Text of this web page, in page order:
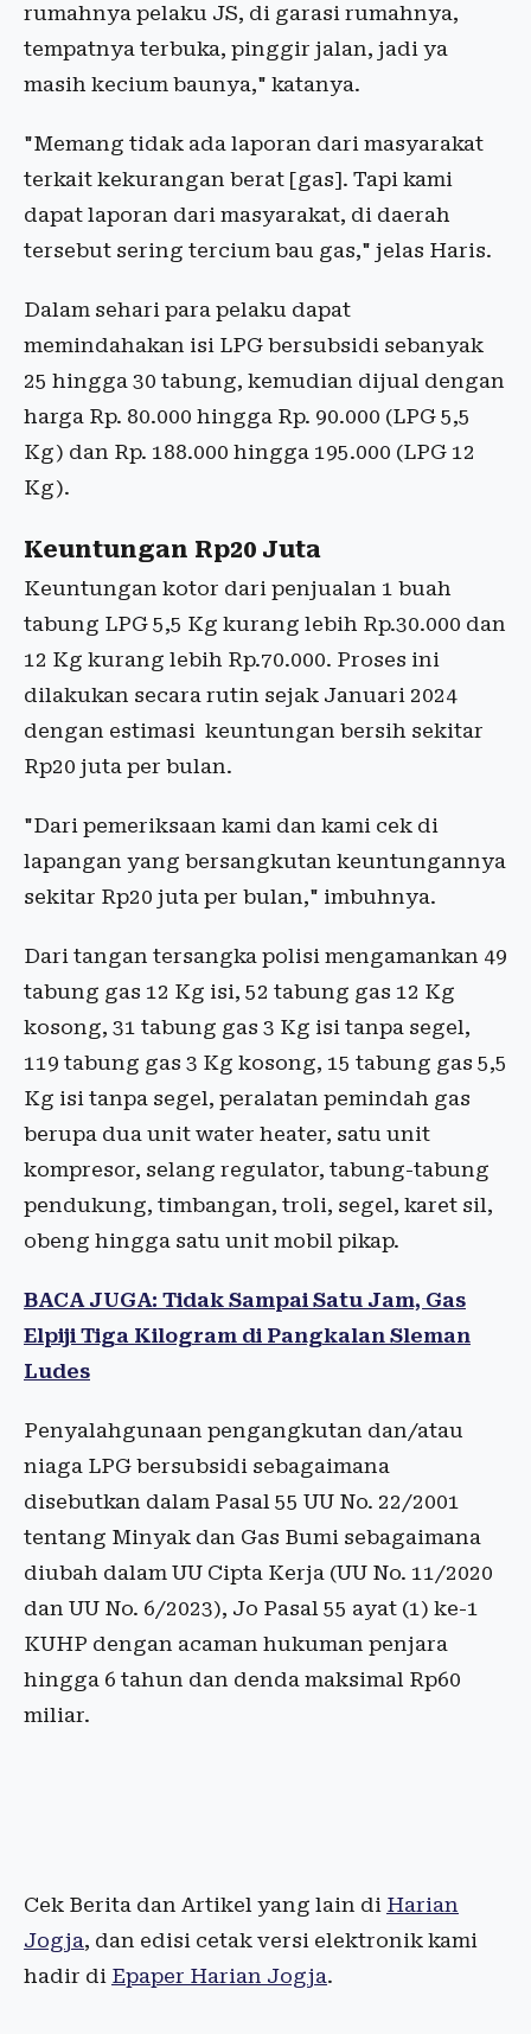
rumahnya pelaku JS, di garasi rumahnya,
tempatnya terbuka, pinggir jalan, jadi ya
masih kecium baunya," katanya.
"Memang tidak ada laporan dari masyarakat
terkait kekurangan berat [gas]. Tapi kami
dapat laporan dari masyarakat, di daerah
tersebut sering tercium bau gas," jelas Haris.
Dalam sehari para pelaku dapat
memindahakan isi LPG bersubsidi sebanyak
25 hingga 30 tabung, kemudian dijual dengan
harga Rp. 80.000 hingga Rp. 90.000 (LPG 5,5
Kg) dan Rp. 188.000 hingga 195.000 (LPG 12
Kg).
Keuntungan Rp20 Juta
Keuntungan kotor dari penjualan 1 buah
tabung LPG 5,5 Kg kurang lebih Rp.30.000 dan
12 Kg kurang lebih Rp.70.000. Proses ini
dilakukan secara rutin sejak Januari 2024
dengan estimasi keuntungan bersih sekitar
Rp20 juta per bulan.
"Dari pemeriksaan kami dan kami cek di
lapangan yang bersangkutan keuntungannya
sekitar Rp20 juta per bulan," imbuhnya.
Dari tangan tersangka polisi mengamankan 49
tabung gas 12 Kg isi, 52 tabung gas 12 Kg
kosong, 31 tabung gas 3 Kg isi tanpa segel,
119 tabung gas 3 Kg kosong, 15 tabung gas 5,5
Kg isi tanpa segel, peralatan pemindah gas
berupa dua unit water heater, satu unit
kompresor, selang regulator, tabung-tabung
pendukung, timbangan, troli, segel, karet sil,
obeng hingga satu unit mobil pikap.
BACA JUGA: Tidak Sampai Satu Jam, Gas
Elpiji Tiga Kilogram di Pangkalan Sleman
Ludes
Penyalahgunaan pengangkutan dan/atau
niaga LPG bersubsidi sebagaimana
disebutkan dalam Pasal 55 UU No. 22/2001
tentang Minyak dan Gas Bumi sebagaimana
diubah dalam UU Cipta Kerja (UU No. 11/2020
dan UU No. 6/2023), Jo Pasal 55 ayat (1) ke-1
KUHP dengan acaman hukuman penjara
hingga 6 tahun dan denda maksimal Rp60
miliar.
Cek Berita dan Artikel yang lain di Harian
Jogja, dan edisi cetak versi elektronik kami
hadir di Epaper Harian Jogja.